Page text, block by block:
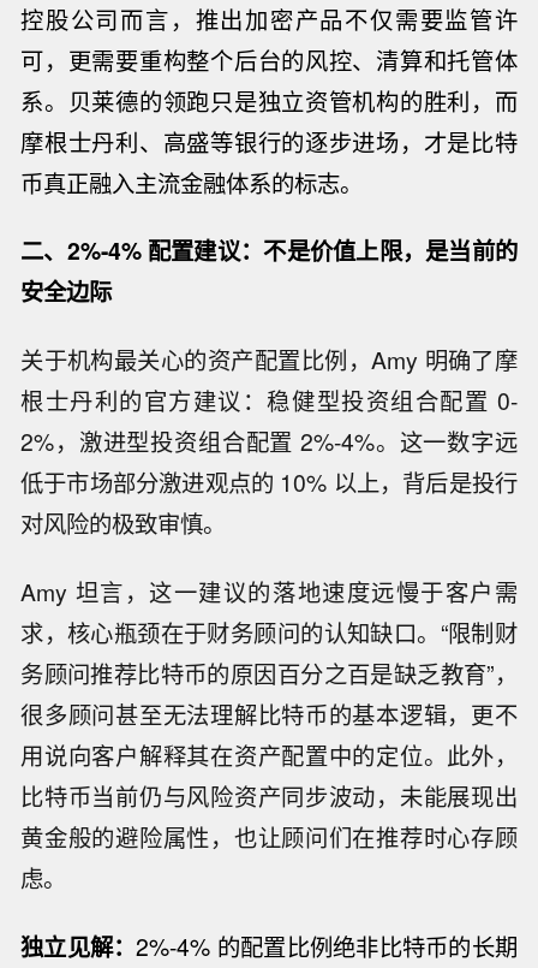
控股公司而言，推出加密产品不仅需要监管许
可，更需要重构整个后台的风控、清算和托管体
系。贝莱德的领跑只是独立资管机构的胜利，而
摩根士丹利、高盛等银行的逐步进场，才是比特
币真正融入主流金融体系的标志。
二、2%-4% 配置建议：不是价值上限，是当前的
安全边际
关于机构最关心的资产配置比例，Amy 明确了摩
根士丹利的官方建议：稳健型投资组合配置 0-
2%，激进型投资组合配置 2%-4%。这一数字远
低于市场部分激进观点的 10% 以上，背后是投行
对风险的极致审慎。
Amy 坦言，这一建议的落地速度远慢于客户需
求，核心瓶颈在于财务顾问的认知缺口。“限制财
务顾问推荐比特币的原因百分之百是缺乏教育”，
很多顾问甚至无法理解比特币的基本逻辑，更不
用说向客户解释其在资产配置中的定位。此外，
比特币当前仍与风险资产同步波动，未能展现出
黄金般的避险属性，也让顾问们在推荐时心存顾
虑。
独立见解：2%-4% 的配置比例绝非比特币的长期